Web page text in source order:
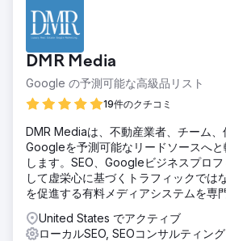
DMR Media
Google の予測可能な高級品リスト
19件のクチコミ
DMR Mediaは、不動産業者、チーム
Googleを予測可能なリードソースへ
します。SEO、Googleビジネスプロ
して虚栄心に基づくトラフィックでは
を促進する有料メディアシステムを専
United States でアクティブ
ローカルSEO, SEOコンサルティング